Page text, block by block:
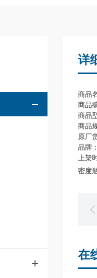
详
商品
商品
商品
商品
原厂
品牌
上架
密度
在